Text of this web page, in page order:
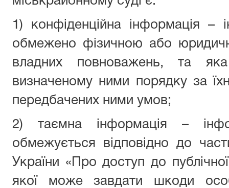
1) конфіденційна інформація –
обмежено фізичною або
владних повноважень, та
визначеному ними порядку за
передбачених ними умов;
2) таємна інформація –
обмежується відповідно до
України «Про доступ до
якої може завдати шкоди